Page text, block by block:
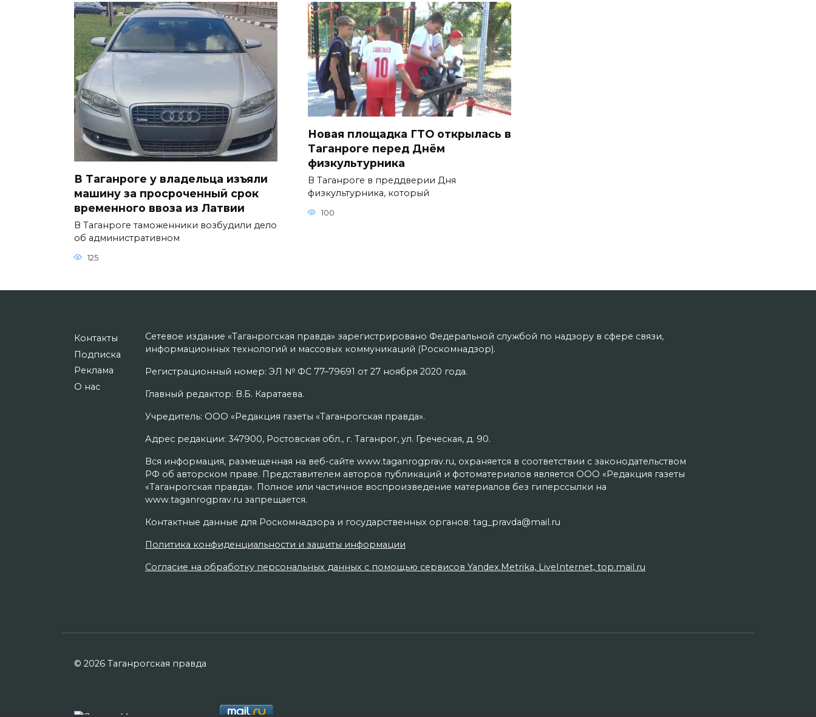
В Таганроге у владельца изъяли
машину за просроченный срок
временного ввоза из Латвии
В Таганроге таможенники возбудили дело
об административном
125
Новая площадка ГТО открылась в
Таганроге перед Днём
физкультурника
В Таганроге в преддверии Дня
физкультурника, который
100
Контакты
Подписка
Реклама
О нас
Сетевое издание «Таганрогская правда» зарегистрировано Федеральной службой по надзору в сфере связи,
информационных технологий и массовых коммуникаций (Роскомнадзор).
Регистрационный номер: ЭЛ № ФС 77–79691 от 27 ноября 2020 года.
Главный редактор: В.Б. Каратаева.
Учредитель: ООО «Редакция газеты «Таганрогская правда».
Адрес редакции: 347900, Ростовская обл., г. Таганрог, ул. Греческая, д. 90.
Вся информация, размещенная на веб-сайте www.taganrogprav.ru, охраняется в соответствии с законодательством
РФ об авторском праве. Представителем авторов публикаций и фотоматериалов является ООО «Редакция газеты
«Таганрогская правда». Полное или частичное воспроизведение материалов без гиперссылки на
www.taganrogprav.ru запрещается.
Контактные данные для Роскомнадзора и государственных органов: tag_pravda@mail.ru
Политика конфиденциальности и защиты информации
Согласие на обработку персональных данных с помощью сервисов Yandex.Metrika, LiveInternet, top.mail.ru
© 2026 Таганрогская правда